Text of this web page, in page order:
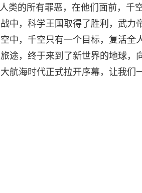
类的所有罪恶，在他们面前，千
中，科学王国取得了胜利，武力
中，千空只有一个目标，复活全
途，终于来到了新世界的地球，
航海时代正式拉开序幕，让我们